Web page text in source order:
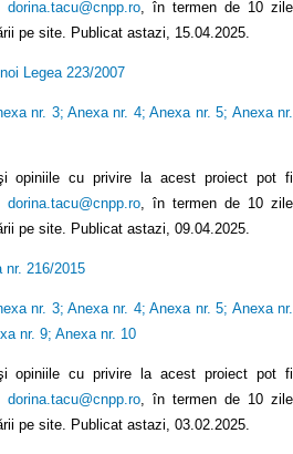
dorina.tacu@cnpp.ro , în termen de 10 zile
pe site. Publicat astazi, 15.04.2025.
Legea 223/2007
nr. 3;Anexa nr. 4;Anexa nr. 5; Anexa nr.
cu privire la acest proiect pot fi
dorina.tacu@cnpp.ro , în termen de 10 zile
pe site. Publicat astazi, 09.04.2025.
nr. 216/2015
nr. 3;Anexa nr. 4;Anexa nr. 5; Anexa nr.
nr. 9; Anexa nr. 10
cu privire la acest proiect pot fi
dorina.tacu@cnpp.ro , în termen de 10 zile
pe site. Publicat astazi, 03.02.2025.